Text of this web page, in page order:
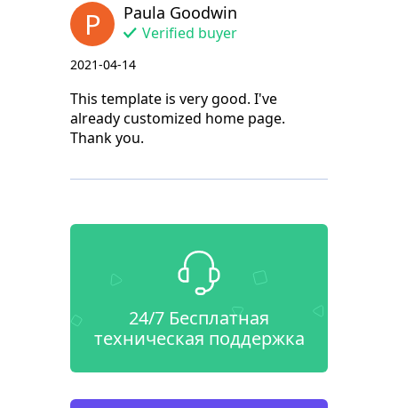
P Paula Goodwin
Verified buyer
2021-04-14
This template is very good. I've
already customized home page.
Thank you.
24/7 Бесплатная
техническая поддержка